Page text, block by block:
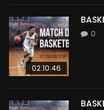
02:10:46
0